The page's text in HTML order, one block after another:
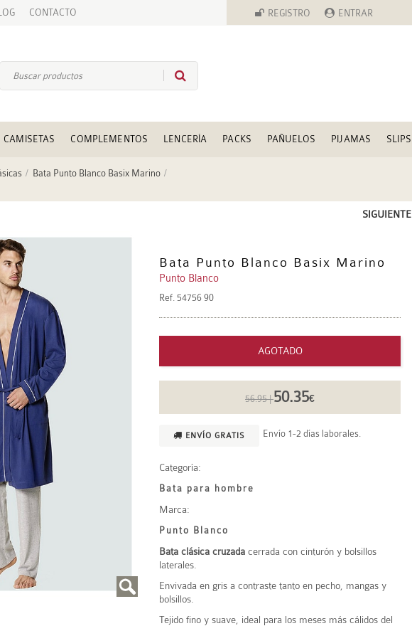
CONTACTO REGISTRO ENTRAR
CAMISETAS COMPLEMENTOS LENCERÍA PACKS PAÑUELOS PIJAMAS SLIPS
Bata Punto Blanco Basix Marino
SIGUIENTE
Bata Punto Blanco Basix Marino
Punto Blanco
Ref. 54756 90
AGOTADO
56.95 |50.35€
ENVÍO GRATIS Envío 1-2 días laborales.
Categoría:
Bata para hombre
Marca:
Punto Blanco
Bata clásica cruzada cerrada con cinturón y bolsillos
laterales.
Envivada en gris a contraste tanto en pecho, mangas y
bolsillos.
Tejido fino y suave, ideal para los meses más cálidos del